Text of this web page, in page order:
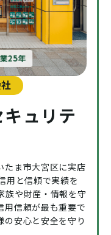
25年
ュリテ
たま市大宮区に実店
用と信頼で実績を
族や財産・情報を守
用信頼が最も重要で
の安心と安全を守り